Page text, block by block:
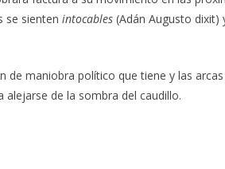
se sienten intocables(Adán Augusto dixit)
maniobra político que tiene y las
alejarse de la sombra del caudillo.